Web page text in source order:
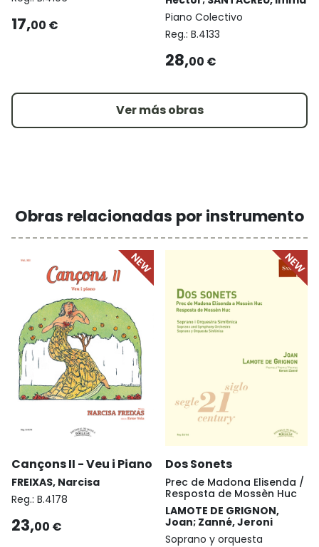
17,00 €
Piano Colectivo
Reg.: B.4133
28,00 €
Ver más obras
Obras relacionadas por instrumento
Cançons II - Veu i Piano
FREIXAS, Narcisa
Reg.: B.4178
23,00 €
Dos Sonets
Prec de Madona Elisenda /
Resposta de Mossèn Huc
LAMOTE DE GRIGNON,
Joan; Zanné, Jeroni
Soprano y orquesta